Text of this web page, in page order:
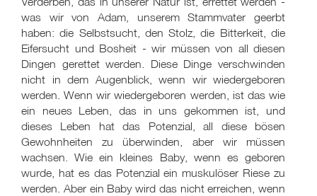
was wir von Adam, unserem Stammvater geerbt
haben: die Selbstsucht, den Stolz, die Bitterkeit, die
Eifersucht und Bosheit - wir müssen von all diesen
Dingen gerettet werden. Diese Dinge verschwinden
nicht in dem Augenblick, wenn wir wiedergeboren
werden. Wenn wir wiedergeboren werden, ist das wie
ein neues Leben, das in uns gekommen ist, und
dieses Leben hat das Potenzial, all diese bösen
Gewohnheiten zu überwinden, aber wir müssen
wachsen. Wie ein kleines Baby, wenn es geboren
wurde, hat es das Potenzial ein muskulöser Riese zu
werden. Aber ein Baby wird das nicht erreichen, wenn